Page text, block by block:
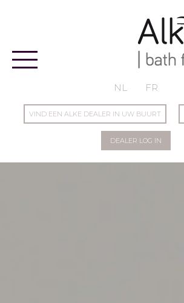
NL FR
VIND EEN ALKE DEALER IN UW BUURT
DEALER LOG IN